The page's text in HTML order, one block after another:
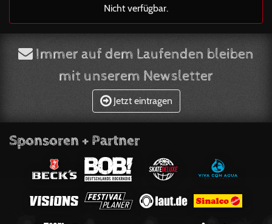
Nicht verfügbar.
Immer auf dem Laufenden bleiben
mit unserem Newsletter
Jetzt eintragen
Sponsoren + Partner